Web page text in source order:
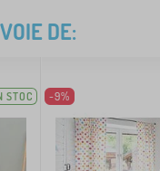
DE:
STOC -9%